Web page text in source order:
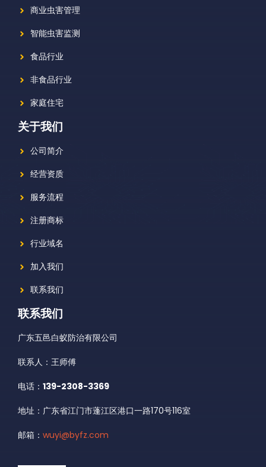
商业虫害管理
智能虫害监测
食品行业
非食品行业
家庭住宅
关于我们
公司简介
经营资质
服务流程
注册商标
行业域名
加入我们
联系我们
联系我们
广东五邑白蚁防治有限公司
联系人：王师傅
电话： 139-2308-3369
地址：广东省江门市蓬江区港口一路170号116室
邮箱： wuyi@byfz.com